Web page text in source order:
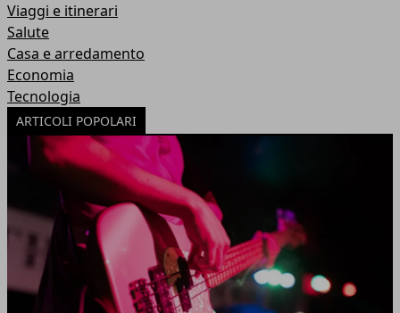
Viaggi e itinerari
Salute
Casa e arredamento
Economia
Tecnologia
ARTICOLI POPOLARI